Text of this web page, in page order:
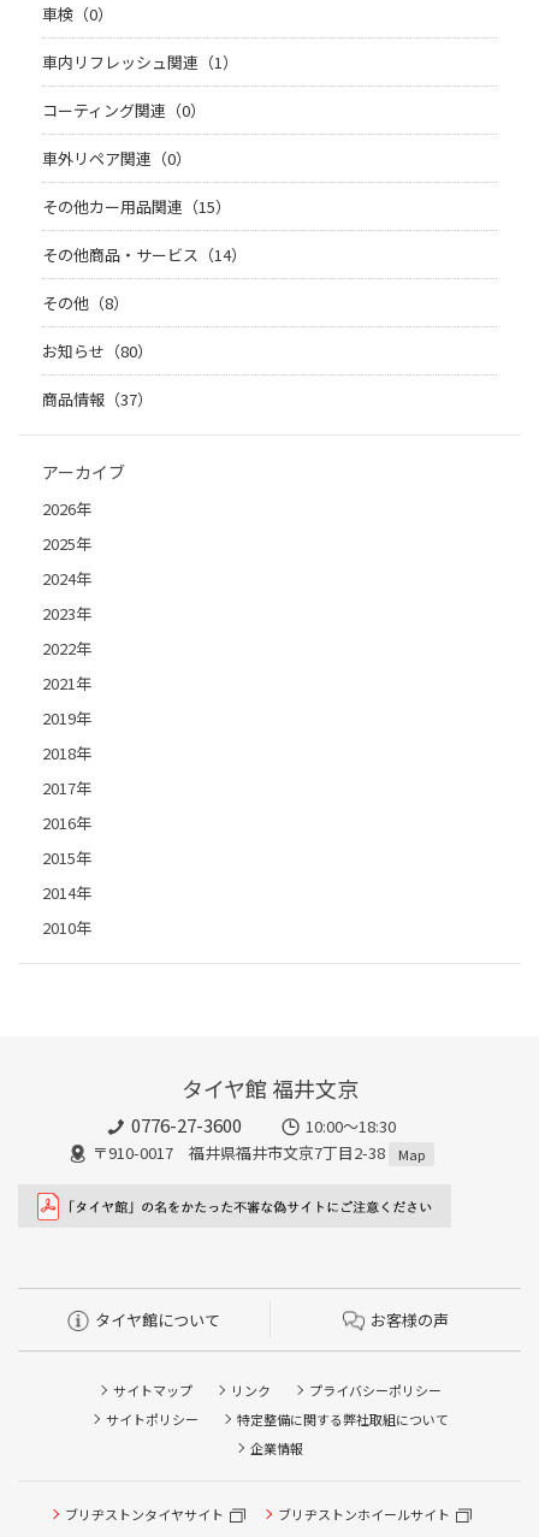
車検（0）
車内リフレッシュ関連（1）
コーティング関連（0）
車外リペア関連（0）
その他カー用品関連（15）
その他商品・サービス（14）
その他（8）
お知らせ（80）
商品情報（37）
アーカイブ
2026年
2025年
2024年
2023年
2022年
2021年
2019年
2018年
2017年
2016年
2015年
2014年
2010年
タイヤ館 福井文京
0776-27-3600
10:00～18:30
〒910-0017 福井県福井市文京7丁目2-38
Map
タイヤ館について お客様の声
サイトマップ リンク
プライバシーポリシー
サイトポリシー
特定整備に関する弊社取組について
企業情報
ブリヂストンタイヤサイト
ブリヂストンホイールサイト